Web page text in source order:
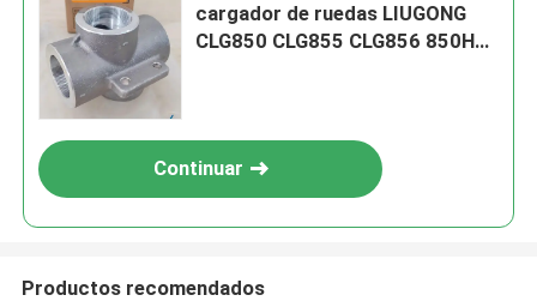
cargador de ruedas LIUGONG
CLG850 CLG855 CLG856 850H
Continuar
Productos recomendados